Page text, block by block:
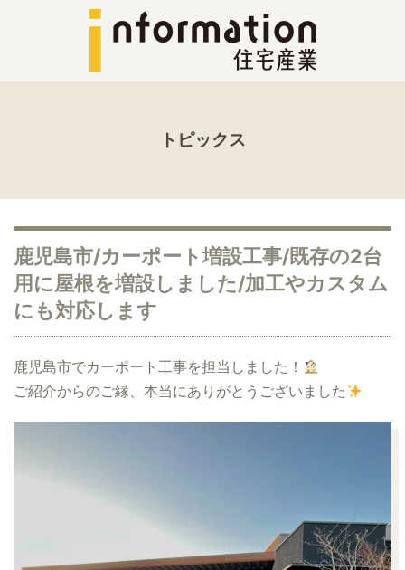
トピックス
鹿児島市/カーポート増設工事/既存の2台
用に屋根を増設しました/加工やカスタム
にも対応します
鹿児島市でカーポート工事を担当しました！
ご紹介からのご縁、本当にありがとうございました